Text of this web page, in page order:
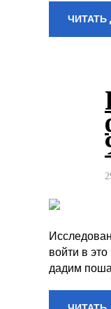
войти в
дадим